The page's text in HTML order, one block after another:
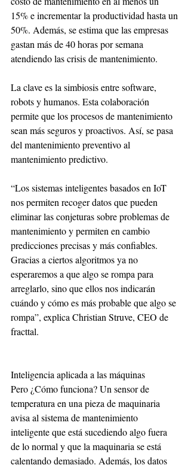
15% e incrementar la productividad hasta un
50%. Además, se estima que las empresas
gastan más de 40 horas por semana
atendiendo las crisis de mantenimiento.
La clave es la simbiosis entre software,
robots y humanos. Esta colaboración
permite que los procesos de mantenimiento
sean más seguros y proactivos. Así, se pasa
del mantenimiento preventivo al
mantenimiento predictivo.
“Los sistemas inteligentes basados en IoT
nos permiten recoger datos que pueden
eliminar las conjeturas sobre problemas de
mantenimiento y permiten en cambio
predicciones precisas y más confiables.
Gracias a ciertos algoritmos ya no
esperaremos a que algo se rompa para
arreglarlo, sino que ellos nos indicarán
cuándo y cómo es más probable que algo se
rompa”, explica Christian Struve, CEO de
fracttal.
Inteligencia aplicada a las máquinas
Pero ¿Cómo funciona? Un sensor de
temperatura en una pieza de maquinaria
avisa al sistema de mantenimiento
inteligente que está sucediendo algo fuera
de lo normal y que la maquinaria se está
calentando demasiado. Además, los datos